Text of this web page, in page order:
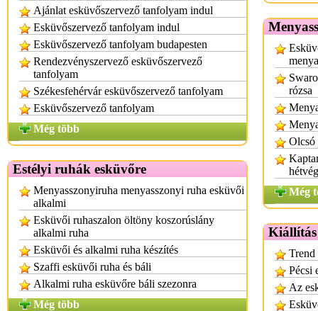
Ajánlat esküvőszervező tanfolyam indul
Esküvőszervező tanfolyam indul
Esküvőszervező tanfolyam budapesten
Rendezvényszervező esküvőszervező
tanfolyam
Székesfehérvár esküvőszervező tanfolyam
Esküvőszervező tanfolyam
Még több
Estélyi ruhák esküvőre
Menyasszonyiruha menyasszonyi ruha esküvői
alkalmi
Esküvői ruhaszalon öltöny koszorúslány
alkalmi ruha
Esküvői és alkalmi ruha készítés
Szaffi esküvői ruha és báli
Alkalmi ruha esküvőre báli szezonra
Még több
rózsa
Olcsó
Még
Kiállítás
Trend
Pécsi
Az